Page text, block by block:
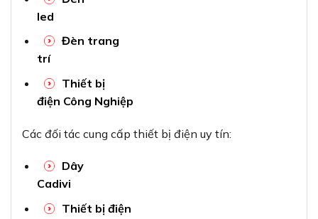
led
Đèn trang
trí
Thiết bị
điện Công Nghiệp
Các đối tác cung cấp thiết bị điện uy tín:
Dây
Cadivi
Thiết bị điện